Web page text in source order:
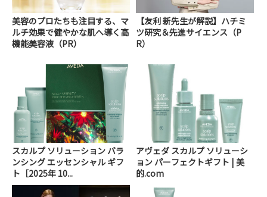
美容のプロたちも注目する、マ
ルチ効果で健やかな肌へ導く高
機能美容液（PR）
【友利 新先生が解説】ハチミ
ツ研究＆先進サイエンス（P
R）
スカルプ ソリューション バラ
ンシング エッセンシャル ギフ
ト［2025年 10...
アヴェダ スカルプ ソリューシ
ョン パーフェクトギフト | 美
的.com